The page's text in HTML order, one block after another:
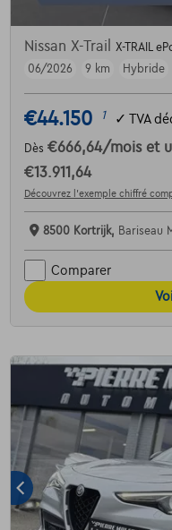
Nissan X-Trail
X-TRAIL
06/2026
9 km Hybride
€44.150 1 ✓ TVA
Dès €666,64/mois et
€13.911,64
Découvrez l’exemple chiffré
8500 Kortrijk, Bariseau
Comparer